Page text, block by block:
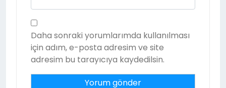
Daha sonraki yorumlarımda kullanılması
için adım, e-posta adresim ve site
adresim bu tarayıcıya kaydedilsin.